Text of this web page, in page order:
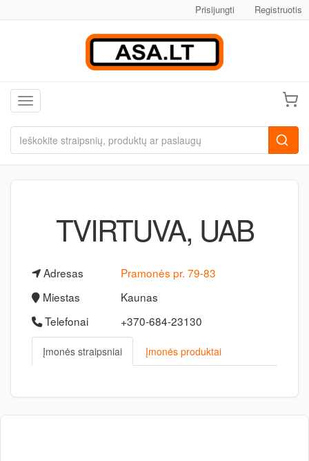
Prisijungti Registruotis
Toggle navigation
TVIRTUVA, UAB
Adresas
Pramonės pr. 79-83
Miestas
Kaunas
Telefonai
+370-684-23130
Įmonės straipsniai Įmonės produktai